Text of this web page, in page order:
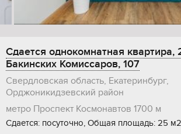
Сдается однокомнатная квартира,
Бакинских Комиссаров, 107
Свердловская область, Екатеринбург,
Орджоникидзевский район
метро Проспект Космонавтов 1700 м
Сдается: посуточно, Общая площадь: 25